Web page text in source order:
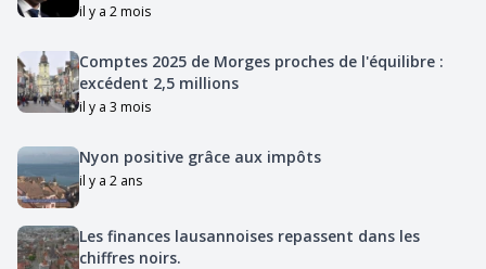
il y a 2 mois
Comptes 2025 de Morges proches de l'équilibre :
excédent 2,5 millions
il y a 3 mois
Nyon positive grâce aux impôts
il y a 2 ans
Les finances lausannoises repassent dans les
chiffres noirs.